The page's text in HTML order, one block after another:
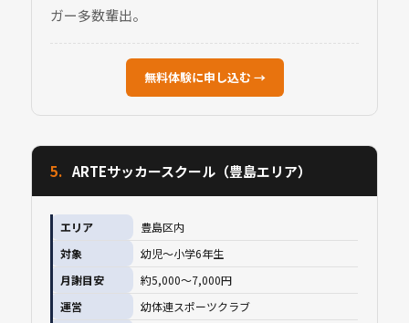
ガー多数輩出。
無料体験に申し込む →
5. ARTEサッカースクール（豊島エリア）
エリア
豊島区内
対象
幼児〜小学6年生
月謝目安
約5,000〜7,000円
運営
幼体連スポーツクラブ